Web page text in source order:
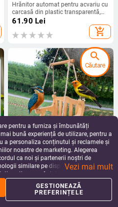
Hrănitor automat pentru acvariu cu
carcasă din plastic transparentă,
inel de hrănire și design de
61.90 Lei
add_shopping_cart
Hranitor din lemn pentru păsări, cu
suspendare automată, pentru
balcon sau grădină
195.38Lei
add_shopping_cart
pentru a furniza și îmbunătăți
bună experiență de utilizare, pentru a
a personaliza conținutul și reclamele și
noastre de marketing. Alegerea
ca noi și partenerii noștri de
similare pe dispozitivul dvs. în
gestiona preferințele în orice moment
Pentru mai multe informații, vă
confidențialitate.
Vezi mai mult
GESTIONEAZĂ
PREFERINȚELE
search
Căutare